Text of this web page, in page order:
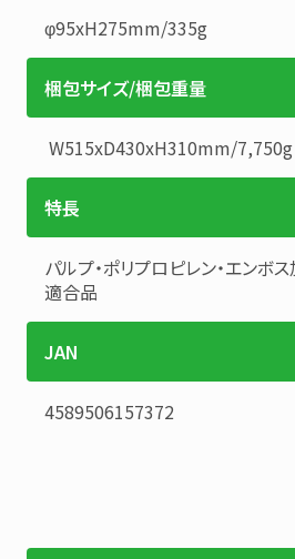
φ95xH275mm/335g
梱包サイズ/梱包重量
W515xD430xH310mm/7,750g
特長
パルプ・ポリプロピレン・エンボ
適合品
JAN
4589506157372